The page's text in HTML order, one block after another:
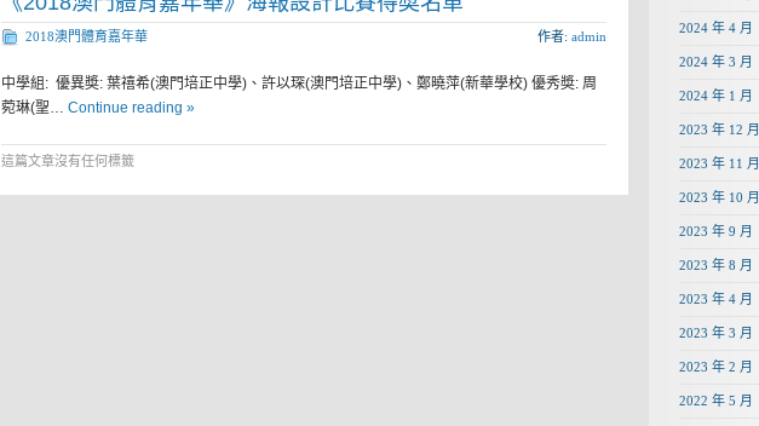
2018澳門體育嘉年華 作者: admin
中學組: 優異奬: 葉禧希(澳門培正中學)、許以琛(澳門培正中學)、鄭曉萍(新華學校) 優秀奬: 周
菀琳(聖… Continue reading »
這篇文章沒有任何標籤
2024 年 4 月
2024 年 3 月
2024 年 1 月
2023 年 12 月
2023 年 11 月
2023 年 10 月
2023 年 9 月
2023 年 8 月
2023 年 4 月
2023 年 3 月
2023 年 2 月
2022 年 5 月